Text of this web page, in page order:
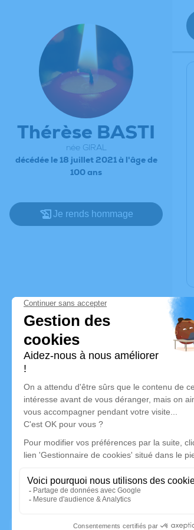
Thérèse BASTI
née GIRAL
décédée le 18 juillet 2021 à l'âge de
100 ans
Je rends hommage